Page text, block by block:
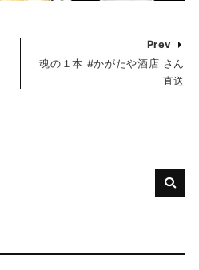
Prev
魂の１本 #かがたや酒店 さん
直送